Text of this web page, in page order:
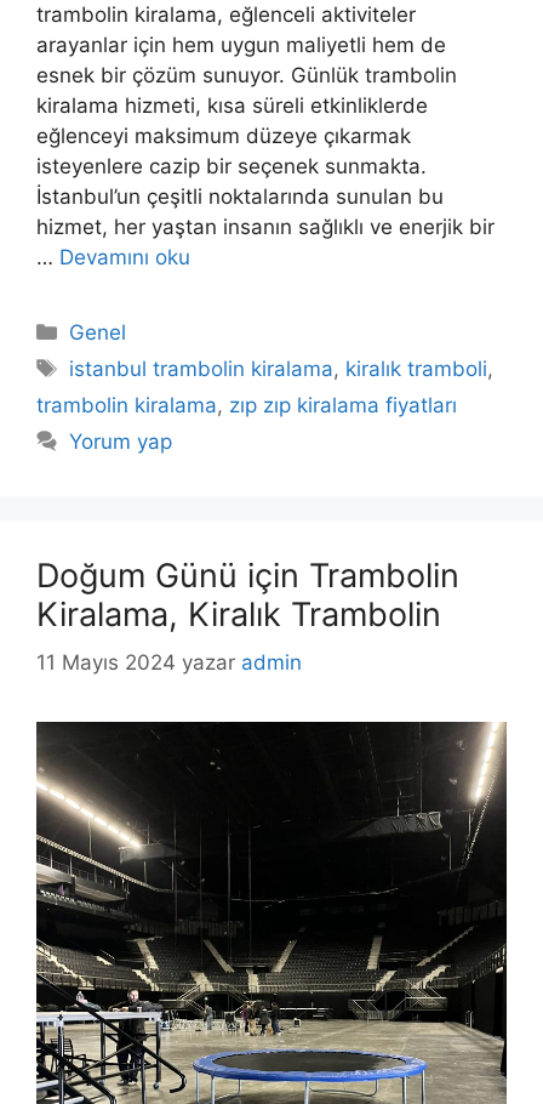
trambolin kiralama, eğlenceli aktiviteler
arayanlar için hem uygun maliyetli hem de
esnek bir çözüm sunuyor. Günlük trambolin
kiralama hizmeti, kısa süreli etkinliklerde
eğlenceyi maksimum düzeye çıkarmak
isteyenlere cazip bir seçenek sunmakta.
İstanbul’un çeşitli noktalarında sunulan bu
hizmet, her yaştan insanın sağlıklı ve enerjik bir
… Devamını oku
Kategoriler
Genel
Etiketler
istanbul trambolin kiralama, kiralık tramboli,
trambolin kiralama, zıp zıp kiralama fiyatları
Yorum yap
Doğum Günü için Trambolin
Kiralama, Kiralık Trambolin
11 Mayıs 2024 yazar admin